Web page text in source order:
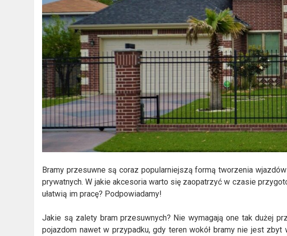
Bramy przesuwne są coraz popularniejszą formą tworzenia
prywatnych. W jakie akcesoria warto się zaopatrzyć w czasie
ułatwią im pracę? Podpowiadamy!
Jakie są zalety bram przesuwnych? Nie wymagają one tak dużej
pojazdom nawet w przypadku, gdy teren wokół bramy nie jest